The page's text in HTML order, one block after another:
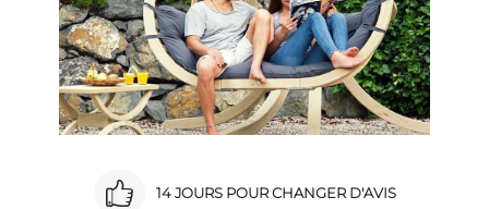
14 JOURS POUR CHANGER D'AVIS